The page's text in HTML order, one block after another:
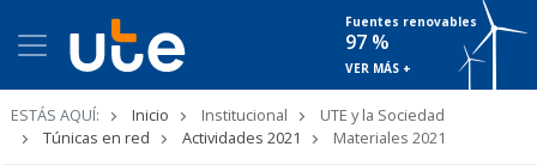
Fuentes renovables
97 %
VER MÁS +
ESTÁS AQUÍ: Inicio Institucional
UTE y la Sociedad
Túnicas en red
Actividades 2021 Materiales 2021